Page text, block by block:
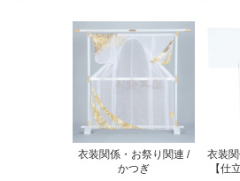
衣装関係・お祭り関連 /
かつぎ
衣装
【仕